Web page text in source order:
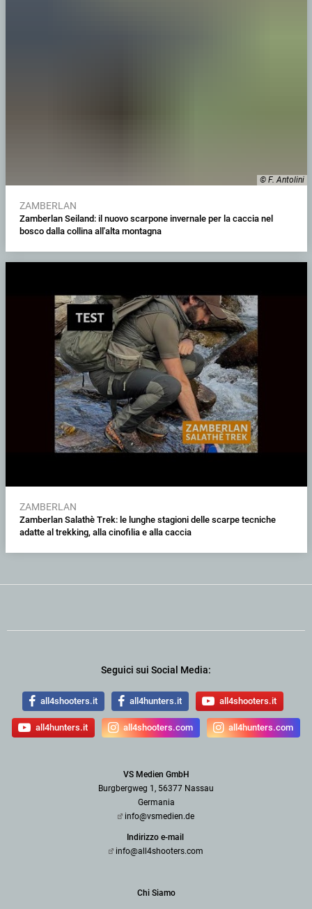
© F. Antolini
ZAMBERLAN
Zamberlan Seiland: il nuovo scarpone invernale per la caccia nel
bosco dalla collina all'alta montagna
ZAMBERLAN
Zamberlan Salathè Trek: le lunghe stagioni delle scarpe tecniche
adatte al trekking, alla cinofilia e alla caccia
Seguici sui Social Media:
all4shooters.it all4hunters.it all4shooters.it
all4hunters.it all4shooters.com all4hunters.com
VS Medien GmbH
Burgbergweg 1, 56377 Nassau
Germania
info@vsmedien.de
Indirizzo e-mail
info@all4shooters.com
Chi Siamo